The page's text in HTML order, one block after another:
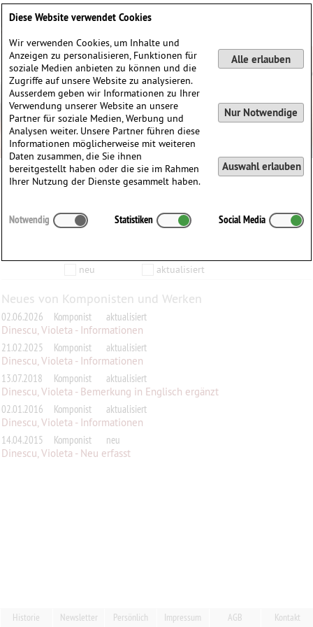
aktualisiert wurden…
Anzeigen
neu
aktualisiert
Neues von Komponisten und Werken
02.06.2026 Komponist
aktualisiert
Dinescu, Violeta - Informationen
21.02.2025
Komponist
aktualisiert
Dinescu, Violeta - Informationen
13.07.2018
Komponist
aktualisiert
Dinescu, Violeta - Bemerkung in Englisch ergänzt
02.01.2016
Komponist
aktualisiert
Dinescu, Violeta - Informationen
14.04.2015
Komponist
neu
Dinescu, Violeta - Neu erfasst
Historie Newsletter Persönlich Impressum AGB Kontakt
Diese Website verwendet Cookies
Wir verwenden Cookies, um Inhalte und
Anzeigen zu personalisieren, Funktionen für
soziale Medien anbieten zu können und die
Zugriffe auf unsere Website zu analysieren.
Ausserdem geben wir Informationen zu Ihrer
Verwendung unserer Website an unsere
Partner für soziale Medien, Werbung und
Analysen weiter. Unsere Partner führen diese
Informationen möglicherweise mit weiteren
Daten zusammen, die Sie ihnen
bereitgestellt haben oder die sie im Rahmen
Ihrer Nutzung der Dienste gesammelt haben.
Alle erlauben
Nur Notwendige
Auswahl erlauben
Notwendig Statistiken Social Media